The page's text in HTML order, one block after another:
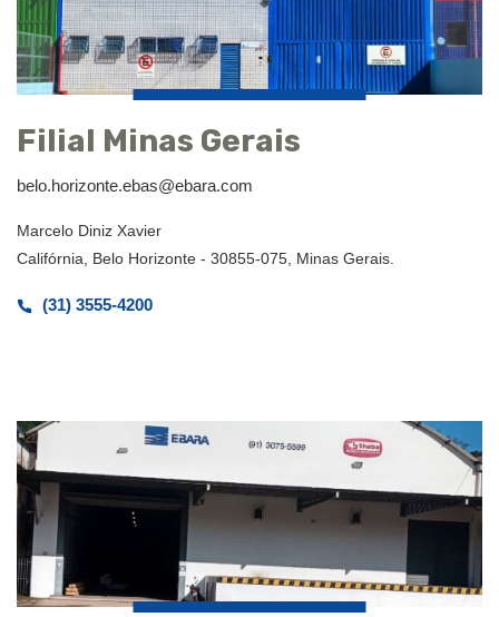
Filial Minas Gerais
belo.horizonte.ebas@ebara.com
Marcelo Diniz Xavier
Califórnia, Belo Horizonte - 30855-075, Minas Gerais.
(31) 3555-4200